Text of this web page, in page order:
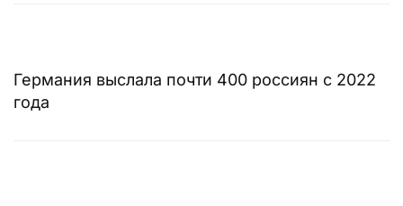
Германия выслала почти 400 россиян с 2022
года